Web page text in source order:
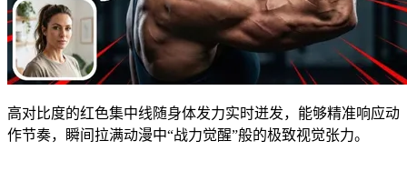
高对比度的红色集中线随身体发力实时迸发，能够精准响应动
作节奏，瞬间拉满动漫中“战力觉醒”般的极致视觉张力。